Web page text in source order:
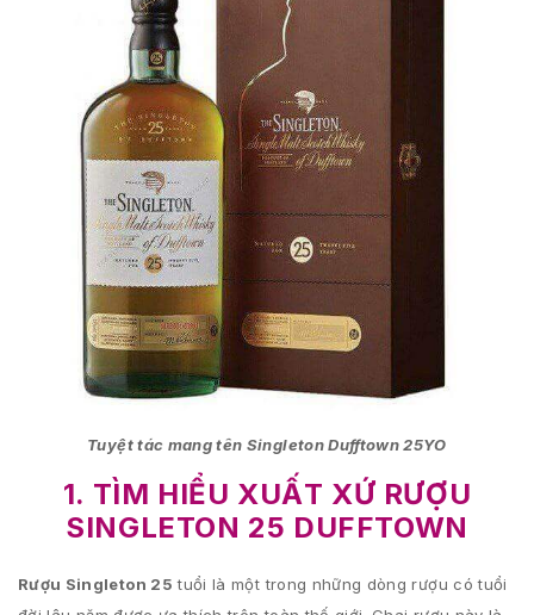
Tuyệt tác mang tên Singleton Dufftown 25YO
1. TÌM HIỂU XUẤT XỨ RƯỢU
SINGLETON 25 DUFFTOWN
Rượu Singleton 25 tuổi là một trong những dòng rượu có tuổi